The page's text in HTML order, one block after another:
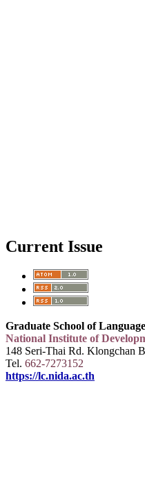
Current Issue
Graduate School of
National Institute of
148 Seri-Thai Rd. Klongchan
Tel. 662-7273152
https://lc.nida.ac.th